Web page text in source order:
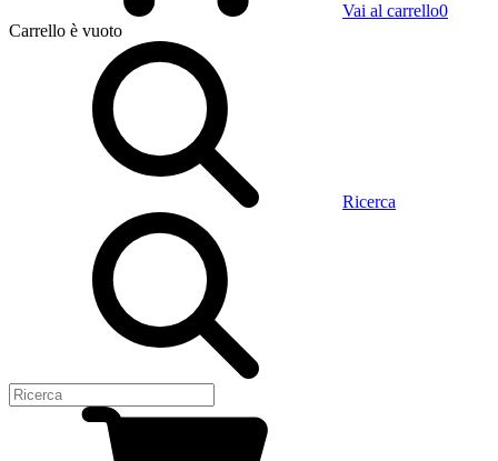
Vai al carrello0
Carrello è vuoto
Ricerca